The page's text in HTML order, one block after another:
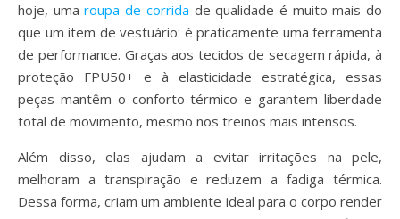
hoje, umaroupa de corrida de qualidade é muito mais do
que um item de vestuário: é praticamente uma ferramenta
de performance. Graças aos tecidos de secagem rápida, à
proteção FPU50+ e à elasticidade estratégica, essas
peças mantêm o conforto térmico e garantem liberdade
total de movimento, mesmo nos treinos mais intensos.
Além disso, elas ajudam a evitar irritações na pele,
melhoram a transpiração e reduzem a fadiga térmica.
Dessa forma, criam um ambiente ideal para o corpo render